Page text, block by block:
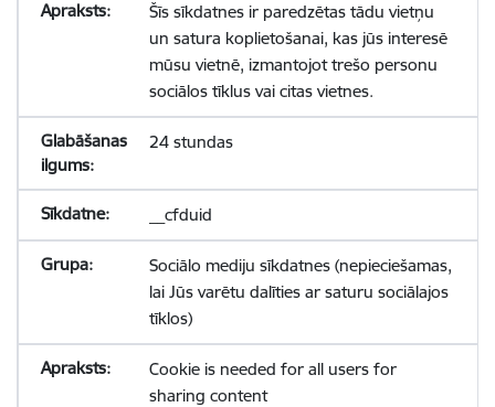
Šīs sīkdatnes ir paredzētas tādu vietņu
un satura koplietošanai, kas jūs interesē
mūsu vietnē, izmantojot trešo personu
sociālos tīklus vai citas vietnes.
24 stundas
__cfduid
Sociālo mediju sīkdatnes (nepieciešamas,
lai Jūs varētu dalīties ar saturu sociālajos
tīklos)
Cookie is needed for all users for
sharing content